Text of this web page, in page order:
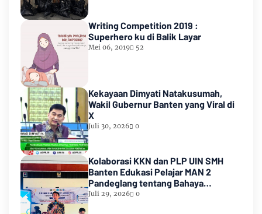
Writing Competition 2019 :
Superhero ku di Balik Layar
Mei 06, 2019 52
Kekayaan Dimyati Natakusumah,
Wakil Gubernur Banten yang Viral di
X
Juli 30, 2026 0
Kolaborasi KKN dan PLP UIN SMH
Banten Edukasi Pelajar MAN 2
Pandeglang tentang Bahaya
Pernikahan Dini
Juli 29, 2026 0